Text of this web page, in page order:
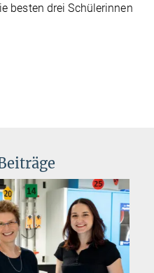
besten drei Schülerinnen
Garching